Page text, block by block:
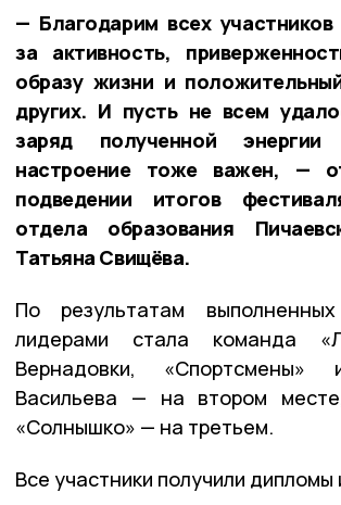
— Благодарим всех участников
за активность,
образу жизни и
других. И пусть не всем
заряд полученной
настроение тоже важен, —
подведении итогов
отдела образования
Татьяна Свищёва.
По результатам
лидерами стала команда
Вернадовки, «Спортсмены»
Васильева — на втором
«Солнышко» — на третьем.
Все участники получили дипломы